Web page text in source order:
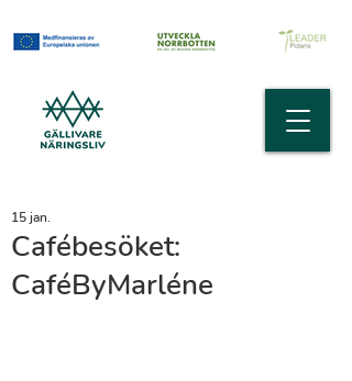
Cafébesöket:
CaféByMarléne
15 jan.